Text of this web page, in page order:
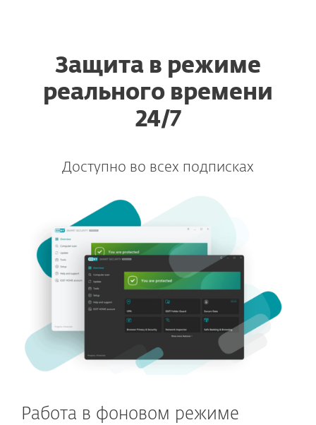
Защита в режиме
реального времени
24/7
Доступно во всех подписках
Работа в фоновом режиме